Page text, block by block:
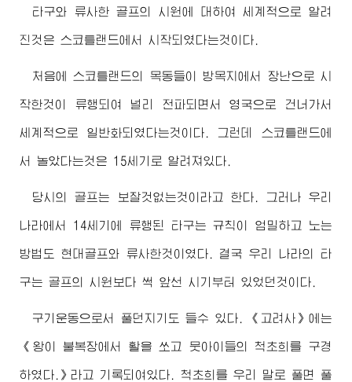
타구와 류사한 골프의 시원에 대하여 세계적으로 알려
진것은 스코틀랜드에서 시작되였다는것이다.
처음에 스코틀랜드의 목동들이 방목지에서 장난으로 시
작한것이 류행되여 널리 전파되면서 영국으로 건너가서
세계적으로 일반화되였다는것이다. 그런데 스코틀랜드에
서 놀았다는것은 15세기로 알려져있다.
당시의 골프는 보잘것없는것이라고 한다. 그러나 우리
나라에서 14세기에 류행된 타구는 규칙이 엄밀하고 노는
방법도 현대골프와 류사한것이였다. 결국 우리 나라의 타
구는 골프의 시원보다 썩 앞선 시기부터 있었던것이다.
구기운동으로서 풀던지기도 들수 있다. 《고려사》에는
《왕이 불복장에서 활을 쏘고 뭇아이들의 척초희를 구경
하였다.》라고 기록되여있다. 척초희를 우리 말로 풀면 풀